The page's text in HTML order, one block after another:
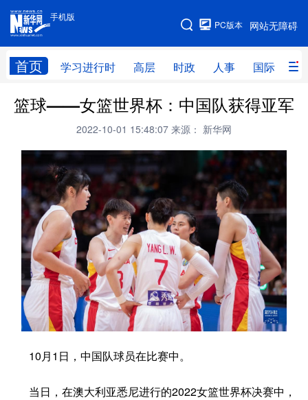
手机版
网站无障碍
PC版本
首页 学习进行时 高层 时政 人事 国际 财
手机版
网站地图
学习进行时 高层 时政 人事
财经 网评
台湾 全球连线 教育
科技 科创 量子 体育
文化 书画 健康 军事
访谈 视频 图片 政务
法律 中央文件 金融 汽车
食品 人居 信息化 数字经济
学术中国 乡村振兴 银龄 溯源中国
城市 旅游 能源
彩票 娱乐 时尚 悦读
篮球——女篮世界杯：中国队获得亚军
2022-10-01 15:48:07 来源： 新华网
10月1日，中国队球员在比赛中。
当日，在澳大利亚悉尼进行的2022女篮世界杯决赛中，